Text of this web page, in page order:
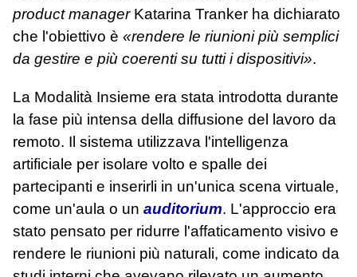
product managerKatarina Tranker ha dichiarato
che l'obiettivo è «rendere le riunioni più semplici
da gestire e più coerenti su tutti i dispositivi».
La Modalità Insieme era stata introdotta durante
la fase più intensa della diffusione del lavoro da
remoto. Il sistema utilizzava l'intelligenza
artificiale per isolare volto e spalle dei
partecipanti e inserirli in un'unica scena virtuale,
come un'aula o un auditorium. L'approccio era
stato pensato per ridurre l'affaticamento visivo e
rendere le riunioni più naturali, come indicato da